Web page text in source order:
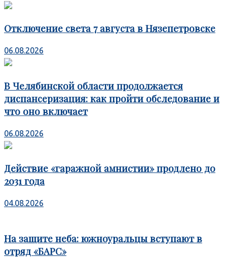
Отключение света 7 августа в Нязепетровске
06.08.2026
В Челябинской области продолжается
диспансеризация: как пройти обследование и
что оно включает
06.08.2026
Действие «гаражной амнистии» продлено до
2031 года
04.08.2026
На защите неба: южноуральцы вступают в
отряд «БАРС»